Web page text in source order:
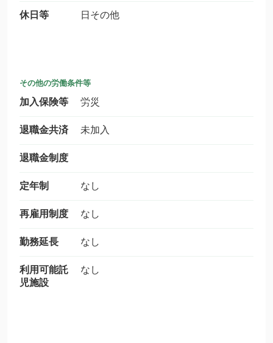
休日等 日その他
その他の労働条件等
加入保険等 労災
退職金共済 未加入
退職金制度
定年制 なし
再雇用制度 なし
勤務延長 なし
利用可能託
児施設
なし